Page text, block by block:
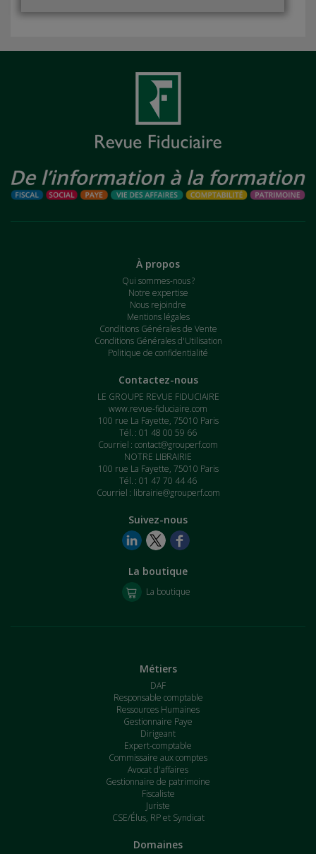
À propos
Qui sommes-nous ?
Notre expertise
Nous rejoindre
Mentions légales
Conditions Générales de Vente
Conditions Générales d'Utilisation
Politique de confidentialité
Contactez-nous
LE GROUPE REVUE FIDUCIAIRE
www.revue-fiduciaire.com
100 rue La Fayette, 75010 Paris
Tél. : 01 48 00 59 66
Courriel : contact@grouperf.com
NOTRE LIBRAIRIE
100 rue La Fayette, 75010 Paris
Tél. : 01 47 70 44 46
Courriel : librairie@grouperf.com
Suivez-nous
La boutique
La boutique
Métiers
DAF
Responsable comptable
Ressources Humaines
Gestionnaire Paye
Dirigeant
Expert-comptable
Commissaire aux comptes
Avocat d'affaires
Gestionnaire de patrimoine
Fiscaliste
Juriste
CSE/Élus, RP et Syndicat
Domaines